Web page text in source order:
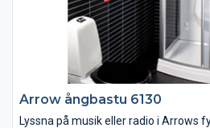
Arrow ångbastu 6130
Lyssna på musik eller radio i Arrows